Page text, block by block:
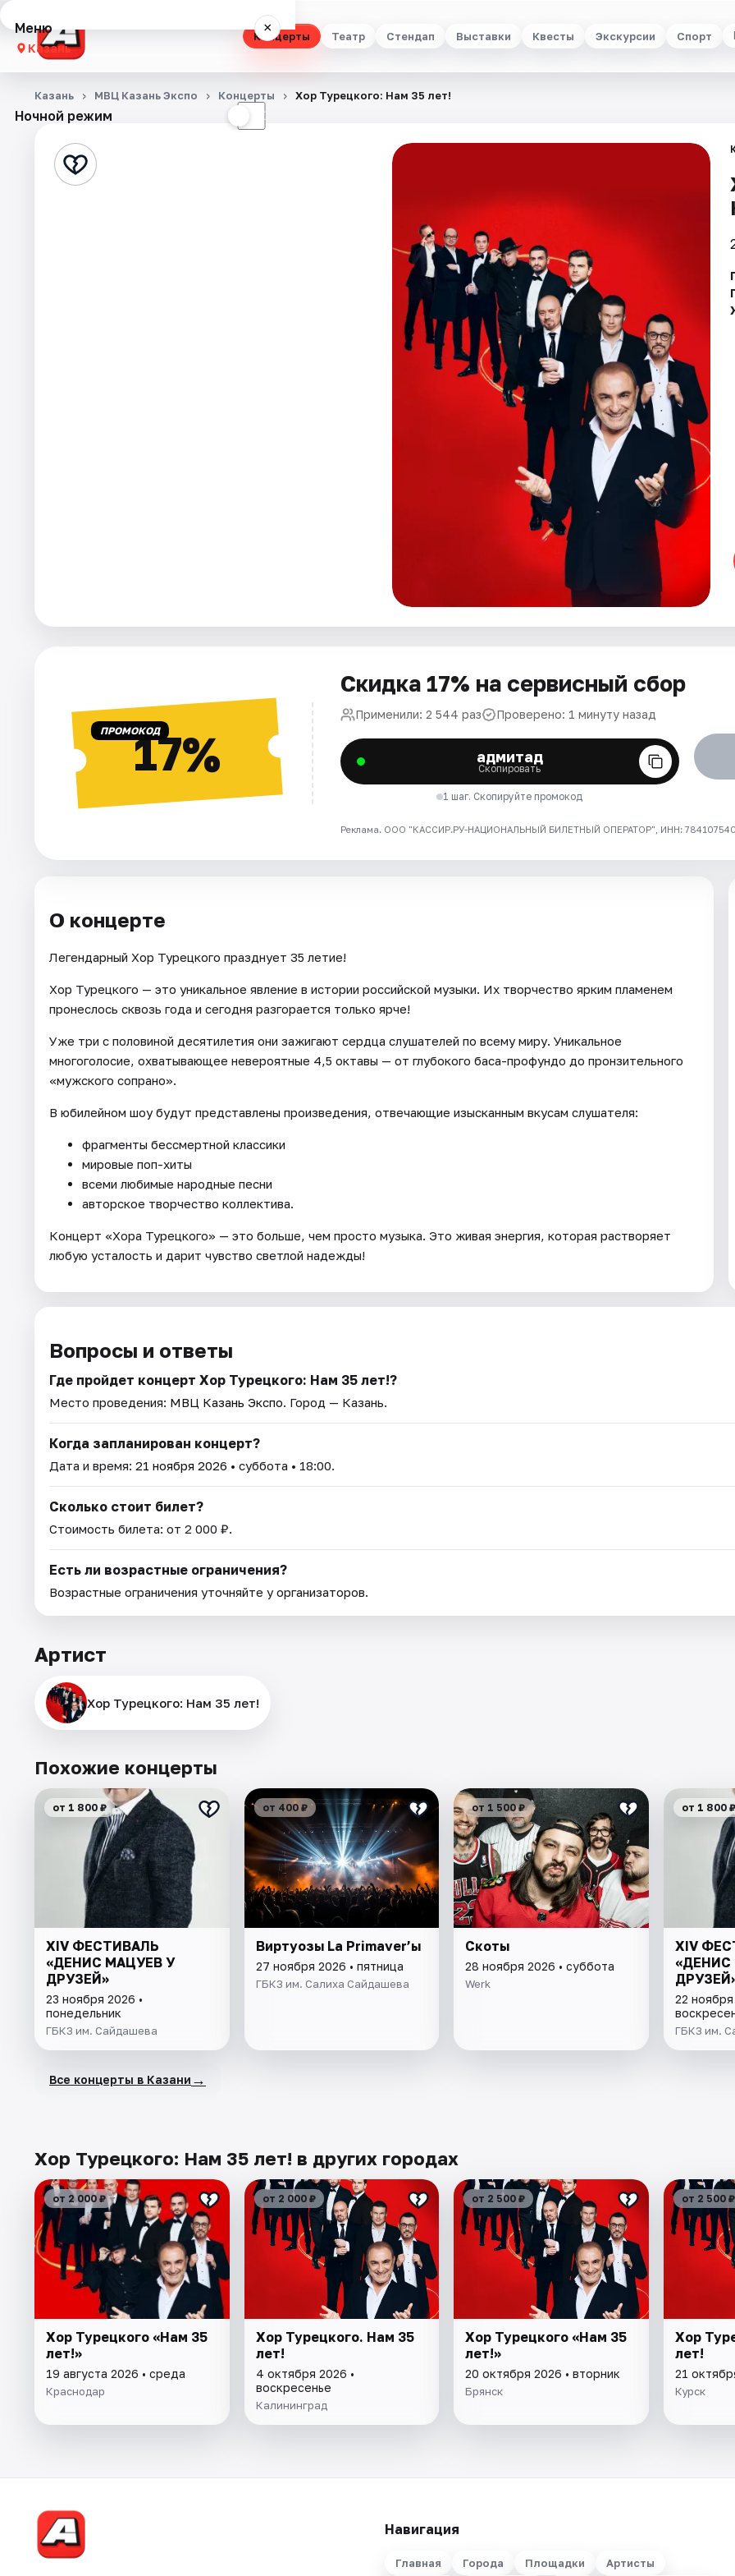
Концерты Театр Стендап Выставки Квесты Экскурсии Спорт
Меню ×
Казань
Концерты
Стендап
Ночной режим ☾
Казань МВЦ Казань Экспо Концерты Хор Турецкого: Нам 35 лет!
ПРОМОКОД17%
Скидка 17% на сервисный сбор
Применили: 2 544 раз Проверено: 1 минуту назад
адмитад
Скопировать
1 шаг. Скопируйте промокод
Реклама. ООО "КАССИР.РУ-НАЦИОНАЛЬНЫЙ БИЛЕТНЫЙ ОПЕРАТОР", ИНН: 7841075409
О концерте
Легендарный Хор Турецкого празднует 35 летие!
Хор Турецкого — это уникальное явление в истории российской музыки. Их творчество ярким пламенем
пронеслось сквозь года и сегодня разгорается только ярче!
Уже три с половиной десятилетия они зажигают сердца слушателей по всему миру. Уникальное
многоголосие, охватывающее невероятные 4,5 октавы — от глубокого баса-профундо до пронзительного
«мужского сопрано».
В юбилейном шоу будут представлены произведения, отвечающие изысканным вкусам слушателя:
фрагменты бессмертной классики
мировые поп-хиты
всеми любимые народные песни
авторское творчество коллектива.
Концерт «Хора Турецкого» — это больше, чем просто музыка. Это живая энергия, которая растворяет
любую усталость и дарит чувство светлой надежды!
Вопросы и ответы
Где пройдет концерт Хор Турецкого: Нам 35 лет!?
Место проведения: МВЦ Казань Экспо. Город — Казань.
Когда запланирован концерт?
Дата и время: 21 ноября 2026 • суббота • 18:00.
Сколько стоит билет?
Стоимость билета: от 2 000 ₽.
Есть ли возрастные ограничения?
Возрастные ограничения уточняйте у организаторов.
Артист
Хор Турецкого: Нам 35 лет!
Похожие концерты
от 1 800 ₽
XIV ФЕСТИВАЛЬ
«ДЕНИС МАЦУЕВ У
ДРУЗЕЙ»
23 ноября 2026 •
понедельник
ГБКЗ им. Сайдашева
от 400 ₽
Виртуозы La Primaver’ы
27 ноября 2026 • пятница
ГБКЗ им. Салиха Сайдашева
от 1 500 ₽
Скоты
28 ноября 2026 • суббота
Werk
от 1 800 ₽
XIV
«ДЕНИС
22 ноября
ГБКЗ им.
Все концерты в Казани →
Хор Турецкого: Нам 35 лет! в других городах
от 2 000 ₽
Хор Турецкого «Нам 35
лет!»
19 августа 2026 • среда
Краснодар
от 2 000 ₽
Хор Турецкого. Нам 35
лет!
4 октября 2026 •
воскресенье
Калининград
от 2 500 ₽
Хор Турецкого «Нам 35
лет!»
20 октября 2026 • вторник
Брянск
от 2 500 ₽
Хор
лет!
21
Курск
Навигация
Главная Города Площадки Артисты